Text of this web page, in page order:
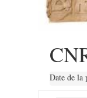
Date de la